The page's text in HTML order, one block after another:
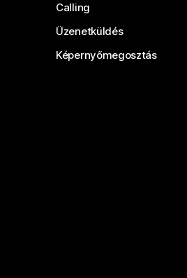
Calling
Üzenetküldés
Képernyőmegosztás